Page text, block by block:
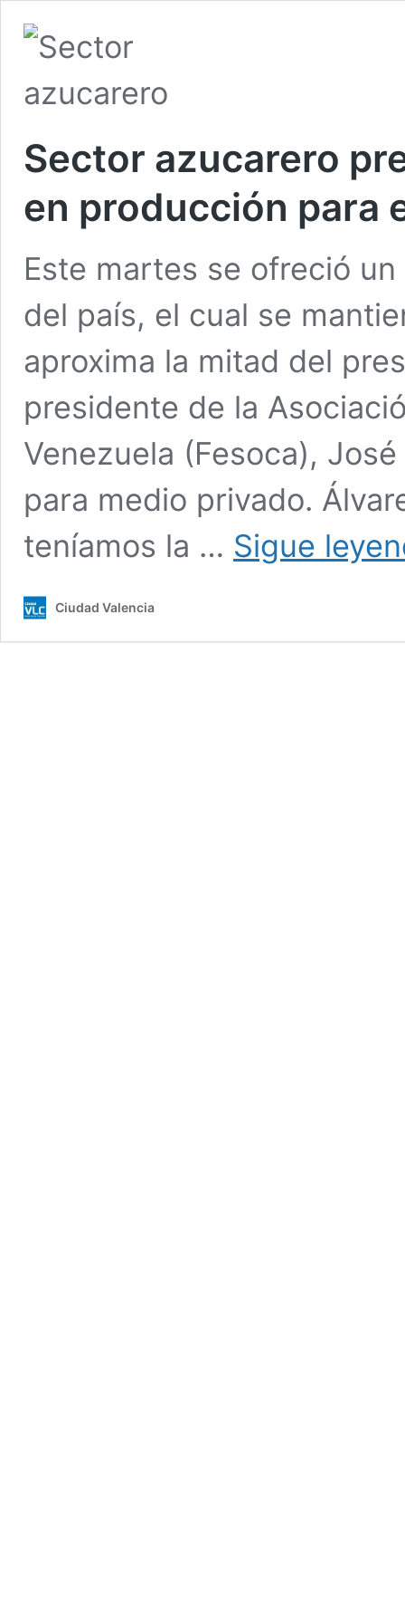
Sector azucarero
en producción para
Este martes se ofreció
del país, el cual se
aproxima la mitad del
presidente de la
Venezuela (Fesoca),
para medio privado.
teníamos la … Sigue
Ciudad Valencia